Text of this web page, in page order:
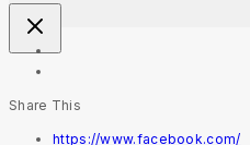
Share This
https://www.facebook.com/